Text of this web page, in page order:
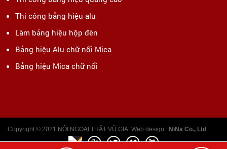
Thi công bảng hiệu alu
Làm bảng hiệu hộp đèn
Bảng hiệu Alu chữ nổi Mica
Bảng hiệu Mica chữ nổi
Copyright © 2021 NỘI NGOẠI THẤT VŨ GIA. Web design : NiNa Co., Ltd